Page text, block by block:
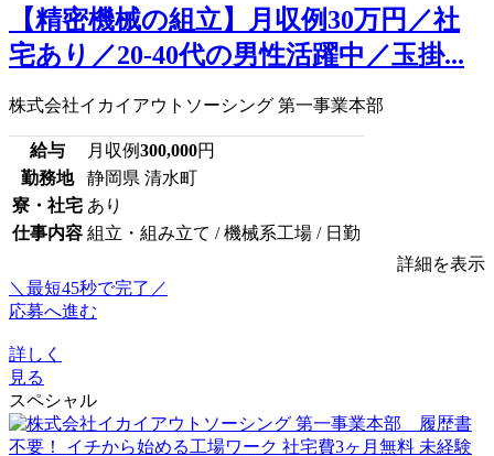
【精密機械の組立】月収例30万円／社
宅あり／20-40代の男性活躍中／玉掛...
株式会社イカイアウトソーシング 第一事業本部
給与 月収例300,000円
勤務地
静岡県 清水町
寮・社宅 あり
仕事内容 組立・組み立て / 機械系工場 / 日勤
詳細を表示
＼最短45秒で完了／
応募へ進む
詳しく
見る
スペシャル